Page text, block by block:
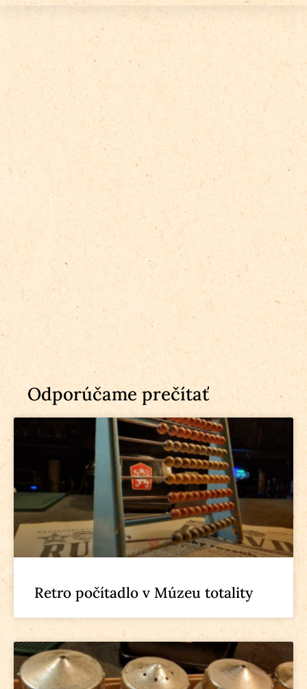
Odporúčame prečítať
Retro počítadlo v Múzeu totality